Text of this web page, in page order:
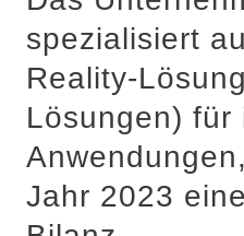
spezialisiert
Reality-
Lösungen) für
Jahr 2023